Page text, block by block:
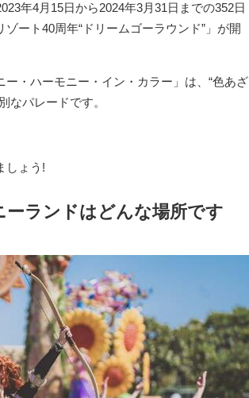
年4月15日から2024年3月31日までの352日
ート40周年“ドリームゴーラウンド”」が開
・ハーモニー・イン・カラー」は、“色あざ
なパレードです。
しょう!
ランドはどんな場所です